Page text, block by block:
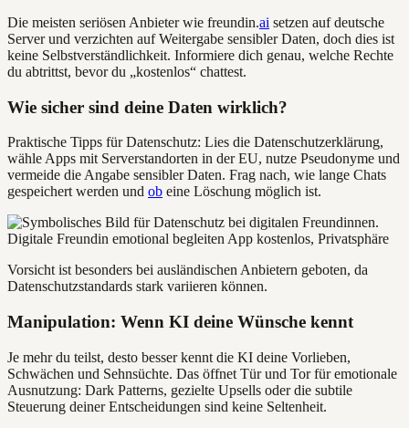
Die meisten seriösen Anbieter wie freundin.ai setzen auf deutsche
Server und verzichten auf Weitergabe sensibler Daten, doch dies ist
keine Selbstverständlichkeit. Informiere dich genau, welche Rechte
du abtrittst, bevor du „kostenlos“ chattest.
Wie sicher sind deine Daten wirklich?
Praktische Tipps für Datenschutz: Lies die Datenschutzerklärung,
wähle Apps mit Serverstandorten in der EU, nutze Pseudonyme und
vermeide die Angabe sensibler Daten. Frag nach, wie lange Chats
gespeichert werden und ob eine Löschung möglich ist.
Vorsicht ist besonders bei ausländischen Anbietern geboten, da
Datenschutzstandards stark variieren können.
Manipulation: Wenn KI deine Wünsche kennt
Je mehr du teilst, desto besser kennt die KI deine Vorlieben,
Schwächen und Sehnsüchte. Das öffnet Tür und Tor für emotionale
Ausnutzung: Dark Patterns, gezielte Upsells oder die subtile
Steuerung deiner Entscheidungen sind keine Seltenheit.